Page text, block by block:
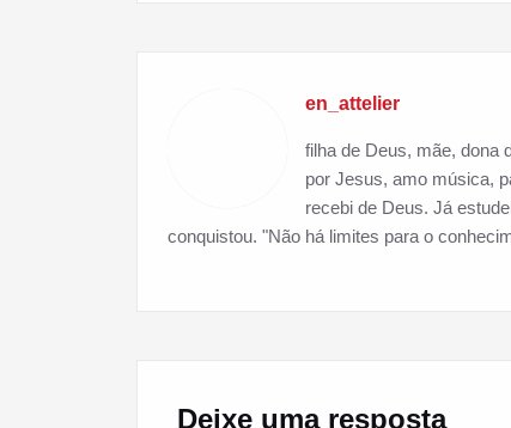
en_attelier
filha de Deus, mãe, dona
por Jesus, amo música,
recebi de Deus. Já
conquistou. "Não há limites para o
Deixe uma resposta